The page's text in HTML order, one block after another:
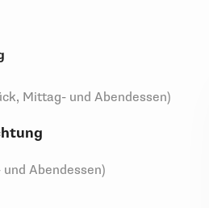
Mittag- und Abendessen)
Abendessen)